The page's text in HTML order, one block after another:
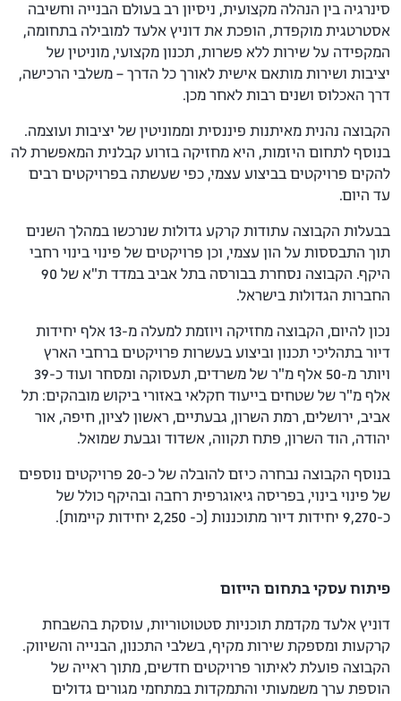
סינרגיה בין הנהלה מקצועית, ניסיון רב בעולם הבנייה וחשיבה
אסטרטגית מוקפדת, הופכת את דוניץ אלעד למובילה בתחומה,
המקפידה על שירות ללא פשרות, תכנון מקצועי, מוניטין של
יציבות ושירות מותאם אישית לאורך כל הדרך – משלבי הרכישה,
דרך האכלוס ושנים רבות לאחר מכן.
הקבוצה נהנית מאיתנות פיננסית וממוניטין של יציבות ועוצמה.
בנוסף לתחום היזמות, היא מחזיקה בזרוע קבלנית המאפשרת לה
להקים פרויקטים בביצוע עצמי, כפי שעשתה בפרויקטים רבים
עד היום.
בבעלות הקבוצה עתודות קרקע גדולות שנרכשו במהלך השנים
תוך התבססות על הון עצמי, וכן פרויקטים של פינוי בינוי רחבי
היקף. הקבוצה נסחרת בבורסה בתל אביב במדד ת"א של 90
החברות הגדולות בישראל.
נכון להיום, הקבוצה מחזיקה ויוזמת למעלה מ-13 אלף יחידות
דיור בתהליכי תכנון וביצוע בעשרות פרויקטים ברחבי הארץ
ויותר מ-50 אלף מ"ר של משרדים, תעסוקה ומסחר ועוד כ-39
אלף מ"ר של שטחים בייעוד חקלאי באזורי ביקוש מובהקים: תל
אביב, ירושלים, רמת השרון, גבעתיים, ראשון לציון, חיפה, אור
יהודה, הוד השרון, פתח תקווה, אשדוד וגבעת שמואל.
בנוסף הקבוצה נבחרה כיזם להובלה של כ-20 פרויקטים נוספים
של פינוי בינוי, בפריסה גיאוגרפית רחבה ובהיקף כולל של
כ-9,270 יחידות דיור מתוכננות (כ- 2,250 יחידות קיימות).
פיתוח עסקי בתחום הייזום
דוניץ אלעד מקדמת תוכניות סטטוטוריות, עוסקת בהשבחת
קרקעות ומספקת שירות מקיף, בשלבי התכנון, הבנייה והשיווק.
הקבוצה פועלת לאיתור פרויקטים חדשים, מתוך ראייה של
הוספת ערך משמעותי והתמקדות במתחמי מגורים גדולים